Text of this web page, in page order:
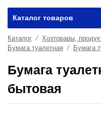
Каталог товаров
Каталог Хозтовары,
Бумага туалетная
Бумага
Бумага
бытовая